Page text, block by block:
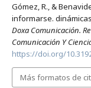
Gómez, R., &
informarse.
Doxa Comunicación.
Comunicación Y
https://doi.org/
Más formatos de